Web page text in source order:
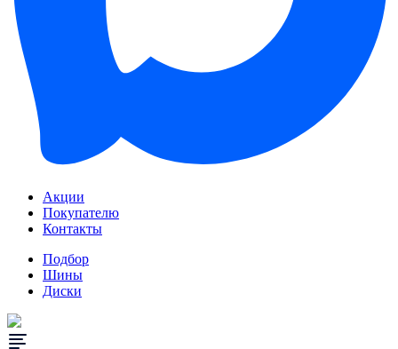
Акции
Покупателю
Контакты
Подбор
Шины
Диски